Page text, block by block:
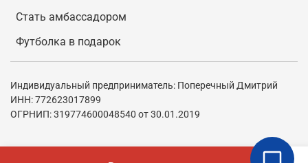
Стать амбассадором
Футболка в подарок
Индивидуальный предприниматель: Поперечный Дмитрий
ИНН: 772623017899
ОГРНИП: 319774600048540 от 30.01.2019